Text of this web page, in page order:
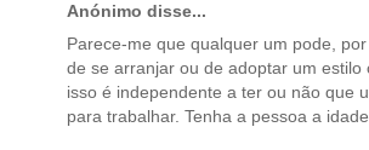
Anónimo disse...
Parece-me que qualquer um pode,
de se arranjar ou de adoptar um estilo
isso é independente a ter ou não que
para trabalhar. Tenha a pessoa a